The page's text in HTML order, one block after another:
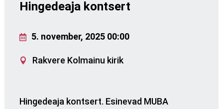
Hingedeaja kontsert
5. november, 2025 00:00
Rakvere Kolmainu kirik
Hingedeaja kontsert. Esinevad MUBA